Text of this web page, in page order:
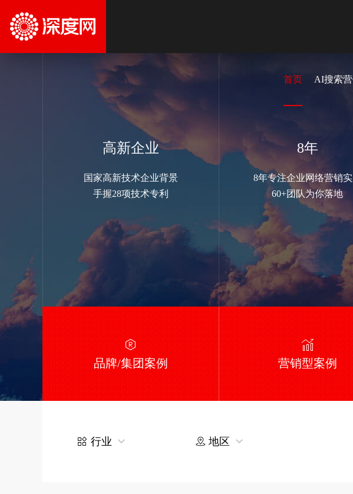
首页 AI搜索
高新企业
国家高新技术企业背景
手握28项技术专利
8年
8年专注企业网络营销
60+团队为你落地
品牌/集团案例 营销型案例
行业 地区